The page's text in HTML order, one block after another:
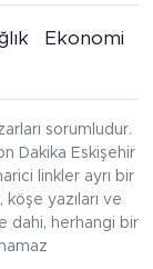
Ekonomi
sorumludur.
Dakika Eskişehir
linkler ayrı bir
yazıları ve
dahi, herhangi bir